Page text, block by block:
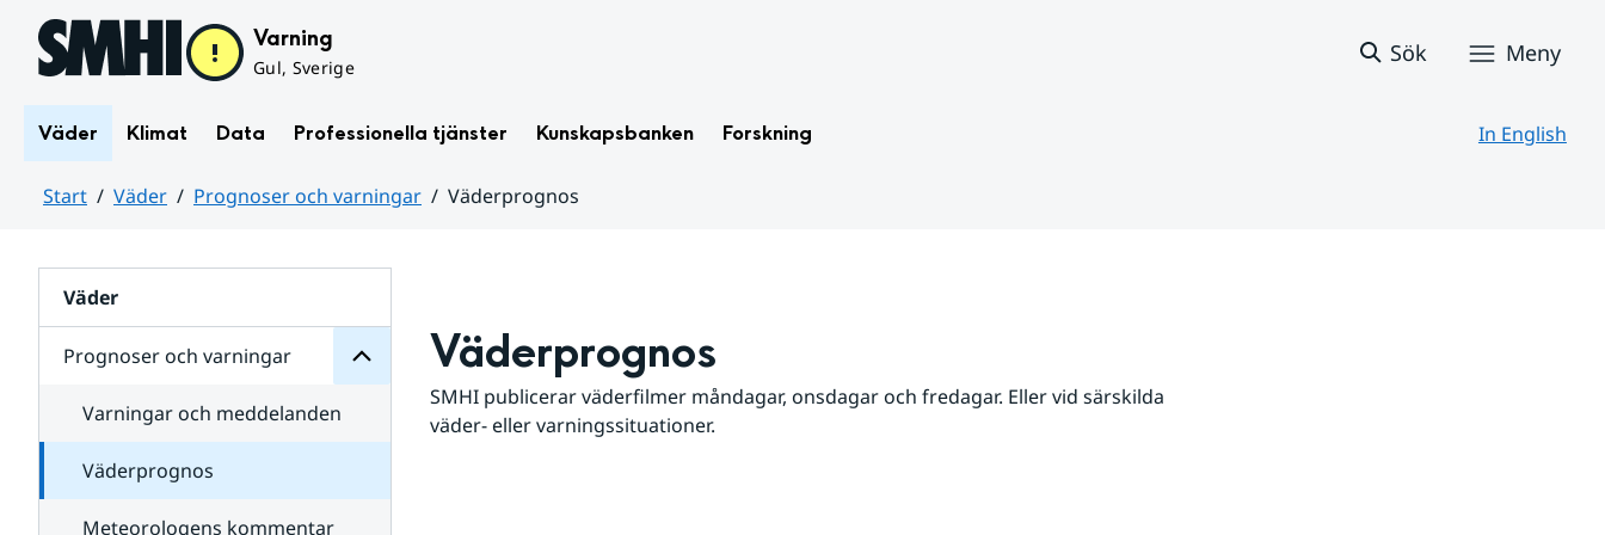
Hoppa till sidans innehåll Varning
Gul, Sverige
Sök Meny
Väder Klimat Data Professionella tjänster Kunskapsbanken Forskning In English
Start Väder Prognoser och varningar
Väderprognos
Väder
Prognoser och varningar
för
varningar
Varningar och meddelanden
Väderprognos
Meteorologens kommentar
Väderprognos
SMHI publicerar väderfilmer måndagar, onsdagar och fredagar. Eller vid särskilda
väder- eller varningssituationer.